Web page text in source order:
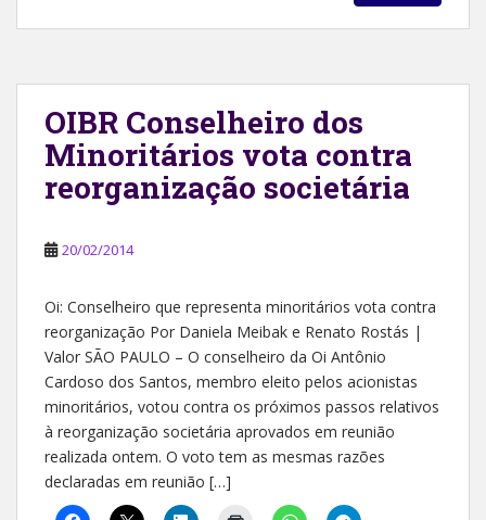
OIBR Conselheiro dos
Minoritários vota contra
reorganização societária
20/02/2014
Oi: Conselheiro que representa minoritários vota contra
reorganização Por Daniela Meibak e Renato Rostás |
Valor SÃO PAULO – O conselheiro da Oi Antônio
Cardoso dos Santos, membro eleito pelos acionistas
minoritários, votou contra os próximos passos relativos
à reorganização societária aprovados em reunião
realizada ontem. O voto tem as mesmas razões
declaradas em reunião […]